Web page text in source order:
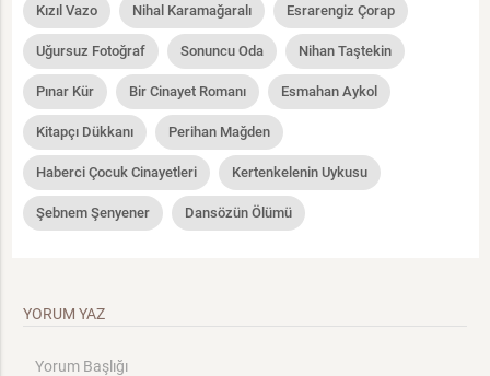
Kızıl Vazo Nihal Karamağaralı Esrarengiz Çorap
Uğursuz Fotoğraf Sonuncu Oda Nihan Taştekin
Pınar Kür Bir Cinayet Romanı Esmahan Aykol
Kitapçı Dükkanı Perihan Mağden
Haberci Çocuk Cinayetleri Kertenkelenin Uykusu
Şebnem Şenyener Dansözün Ölümü
YORUM YAZ
Yorum Başlığı